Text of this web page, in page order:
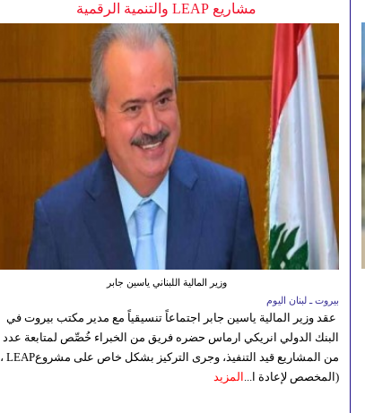
مشاريع LEAP والتنمية الرقمية
وزير المالية اللبناني ياسين جابر
بيروت ـ لبنان اليوم
عقد وزير المالية ياسين جابر اجتماعاً تنسيقياً مع مدير مكتب بيروت في
البنك الدولي انريكي ارماس حضره فريق من الخبراء خُصِّص لمتابعة عدد
من المشاريع قيد التنفيذ، وجرى التركيز بشكل خاص على مشروعLEAP ،
(المخصص لإعادة ا... المزيد